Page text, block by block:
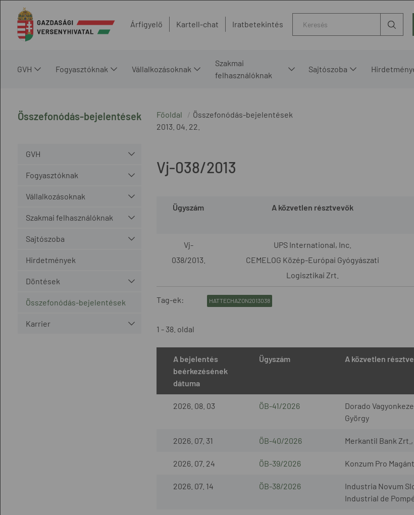
Árfigyelő Kartell-chat Iratbetekintés
GVH Fogyasztóknak Vállalkozásoknak
Szakmai
felhasználóknak
Sajtószoba
Összefonódás-bejelentések
GVH
Fogyasztóknak
Vállalkozásoknak
Szakmai felhasználóknak
Sajtószoba
Hirdetmények
Döntések
Összefonódás-bejelentések
Karrier
Főoldal
Összefonódás-bejelentések
2013. 04. 22.
Vj-038/2013
Ügyszám A közvetlen résztvevők
Vj-
038/2013.
UPS International, Inc.
CEMELOG Közép-Európai Gyógyászati
Logisztikai Zrt.
Tag-ek: HATTECHAZON2013038
1 - 38. oldal
A bejelentés
beérkezésének
dátuma
Ügyszám A közvetlen
2026. 08. 03 ÖB-41/2026
Dorado
György
2026. 07. 31 ÖB-40/2026 Merkantil Bank
2026. 07. 24 ÖB-39/2026 Konzum Pro
2026. 07. 14 ÖB-38/2026
Industria Novum
Industrial de